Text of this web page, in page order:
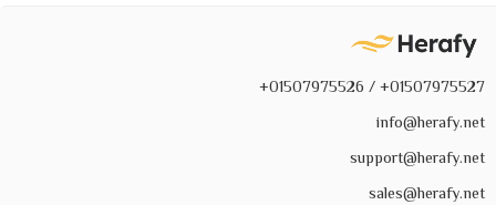
01507975527+ / 01507975526+
info@herafy.net
support@herafy.net
sales@herafy.net